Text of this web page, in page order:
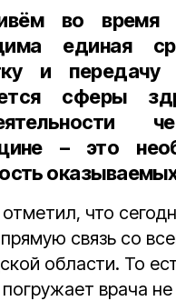
во время
единая
и
сферы
– это
что
связь со
области. То
погружает врача